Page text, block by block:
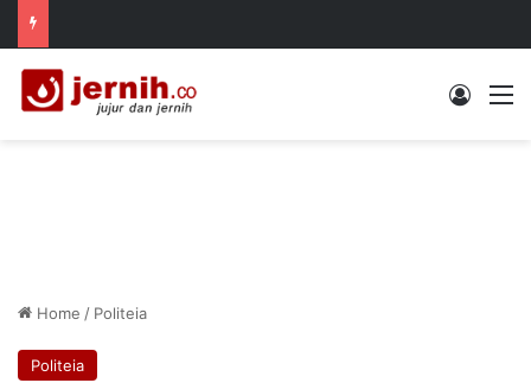
Log In
Home / Politeia
Politeia